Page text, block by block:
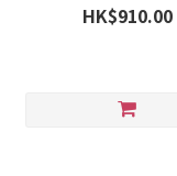
HK$910.00